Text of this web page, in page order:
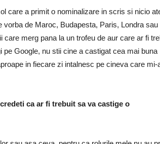
care a primit o nominalizare in scris si nicio
de Maroc, Budapesta, Paris, Londra sau
merg pana la un trofeu de aur care ar fi
Google, nu stii cine a castigat cea mai buna
in fiecare zi intalnesc pe cineva care mi-
ca ar fi trebuit sa va castige o